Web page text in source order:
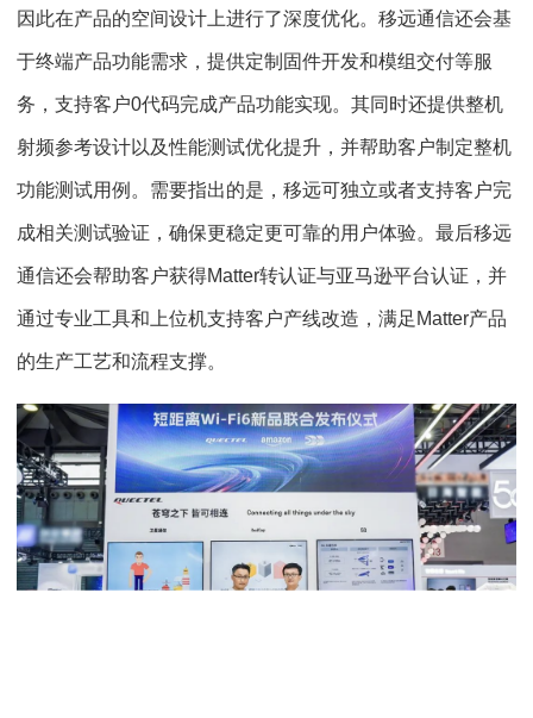
因此在产品的空间设计上进行了深度优化。移远通信还会基
于终端产品功能需求，提供定制固件开发和模组交付等服
务，支持客户0代码完成产品功能实现。其同时还提供整机
射频参考设计以及性能测试优化提升，并帮助客户制定整机
功能测试用例。需要指出的是，移远可独立或者支持客户完
成相关测试验证，确保更稳定更可靠的用户体验。最后移远
通信还会帮助客户获得Matter转认证与亚马逊平台认证，并
通过专业工具和上位机支持客户产线改造，满足Matter产品
的生产工艺和流程支撑。